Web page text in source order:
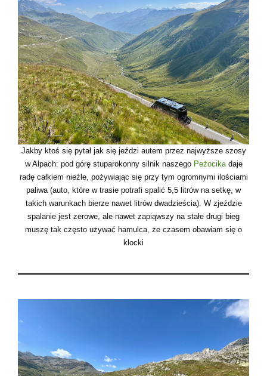
Jakby ktoś się pytał jak się jeździ autem przez najwyższe szosy
w Alpach: pod górę stuparokonny silnik naszego Peżocikadaje
radę całkiem nieźle, pożywiając się przy tym ogromnymi ilościami
paliwa (auto, które w trasie potrafi spalić 5,5 litrów na setkę, w
takich warunkach bierze nawet litrów dwadzieścia). W zjeździe
spalanie jest zerowe, ale nawet zapiąwszy na stałe drugi bieg
muszę tak często używać hamulca, że czasem obawiam się o
klocki